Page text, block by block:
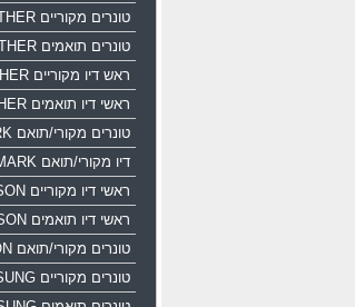
טונרים מקוריים BROTHER
טונרים תואמים BROTHER
ראש דיו מקוריים BROTHER
ראשי דיו תואמים BROTHER
טונרים מקורי/תואם LEXMARK
דיו מקורי/תואם LEXMARK
ראשי דיו מקוריים EPSON
ראשי דיו תואמים EPSON
טונרים מקורי/תואם EPSON
טונרים מקוריים SAMSUNG